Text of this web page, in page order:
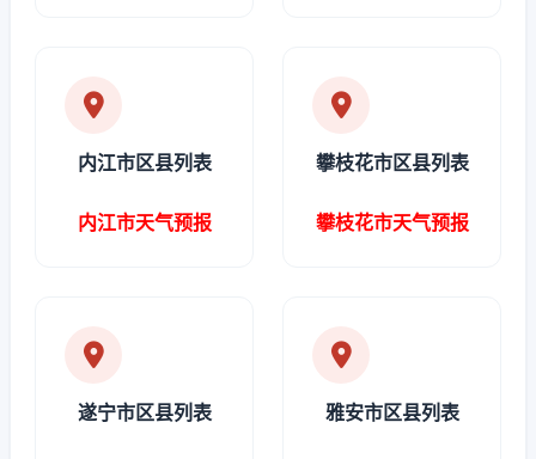
内江市区县列表
内江市天气预报
攀枝花市区县列表
攀枝花市天气预报
遂宁市区县列表 雅安市区县列表